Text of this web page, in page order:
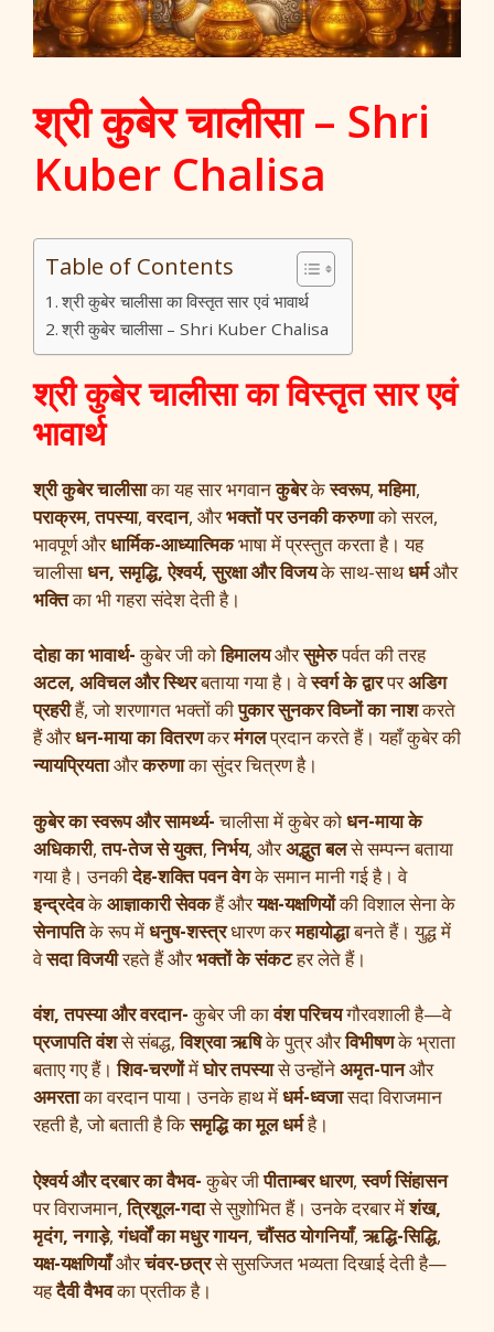
श्री कुबेर चालीसा – Shri
Kuber Chalisa
Table of Contents
श्री कुबेर चालीसा का विस्तृत सार एवं भावार्थ
श्री कुबेर चालीसा – Shri Kuber Chalisa
श्री कुबेर चालीसाका विस्तृत सार एवं
भावार्थ
श्री कुबेर चालीसाका यह सार भगवानकुबेरकेस्वरूप,महिमा,
पराक्रम,तपस्या,वरदान, औरभक्तों पर उनकी करुणाको सरल,
भावपूर्ण औरधार्मिक-आध्यात्मिकभाषा में प्रस्तुत करता है। यह
चालीसाधन, समृद्धि, ऐश्वर्य, सुरक्षा और विजयके साथ-साथधर्मऔर
भक्तिका भी गहरा संदेश देती है।
दोहा का भावार्थ-कुबेर जी कोहिमालयऔरसुमेरुपर्वत की तरह
अटल, अविचल और स्थिरबताया गया है। वेस्वर्ग के द्वारपरअडिग
प्रहरीहैं, जो शरणागत भक्तों कीपुकार सुनकर विघ्नों का नाशकरते
हैं औरधन-माया का वितरणकरमंगलप्रदान करते हैं। यहाँ कुबेर की
न्यायप्रियताऔरकरुणाका सुंदर चित्रण है।
कुबेर का स्वरूप और सामर्थ्य-चालीसा में कुबेर कोधन-माया के
अधिकारी,तप-तेज से युक्त,निर्भय, औरअद्भुत बलसे सम्पन्न बताया
गया है। उनकीदेह-शक्ति पवन वेगके समान मानी गई है। वे
इन्द्रदेवकेआज्ञाकारी सेवकहैं औरयक्ष-यक्षणियोंकी विशाल सेना के
सेनापतिके रूप मेंधनुष-शस्त्रधारण करमहायोद्धाबनते हैं। युद्ध में
वेसदा विजयीरहते हैं औरभक्तों के संकटहर लेते हैं।
वंश, तपस्या और वरदान-कुबेर जी कावंश परिचयगौरवशाली है—वे
प्रजापति वंशसे संबद्ध,विश्रवा ऋषिके पुत्र औरविभीषणके भ्राता
बताए गए हैं।शिव-चरणोंमेंघोर तपस्यासे उन्होंनेअमृत-पानऔर
अमरताका वरदान पाया। उनके हाथ मेंधर्म-ध्वजासदा विराजमान
रहती है, जो बताती है किसमृद्धि का मूल धर्महै।
ऐश्वर्य और दरबार का वैभव-कुबेर जीपीताम्बर धारण,स्वर्ण सिंहासन
पर विराजमान,त्रिशूल-गदासे सुशोभित हैं। उनके दरबार मेंशंख,
मृदंग, नगाड़े,गंधर्वों का मधुर गायन,चौंसठ योगनियाँ,ऋद्धि-सिद्धि,
यक्ष-यक्षणियाँऔरचंवर-छत्रसे सुसज्जित भव्यता दिखाई देती है—
यहदैवी वैभवका प्रतीक है।